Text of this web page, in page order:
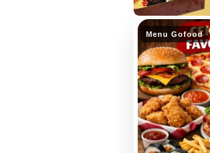
Menu Gofood